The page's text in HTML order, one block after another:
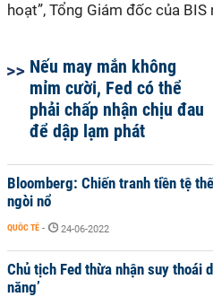
hoạt”, Tổng Giám đốc của BIS
Nếu may mắn không
mỉm cười, Fed có thể
phải chấp nhận chịu đau
để dập lạm phát
Bloomberg: Chiến tranh tiền tệ
ngòi nổ
QUỐC TẾ - 24-06-2022
Chủ tịch Fed thừa nhận suy thoái
năng’